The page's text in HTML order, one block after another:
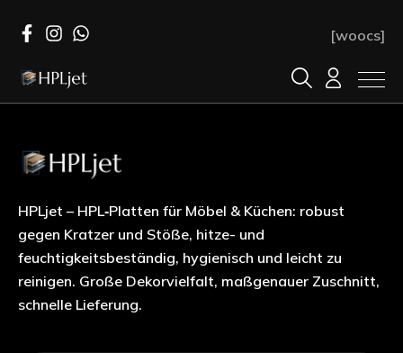
[woocs]
HPLjet – HPL‑Platten für Möbel & Küchen: robust
gegen Kratzer und Stöße, hitze- und
feuchtigkeitsbeständig, hygienisch und leicht zu
reinigen. Große Dekorvielfalt, maßgenauer Zuschnitt,
schnelle Lieferung.